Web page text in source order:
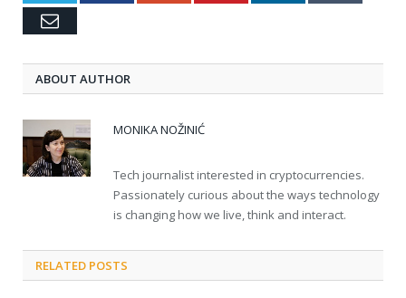
Email
ABOUT AUTHOR
MONIKA NOŽINIĆ
Tech journalist interested in cryptocurrencies.
Passionately curious about the ways technology
is changing how we live, think and interact.
RELATED POSTS